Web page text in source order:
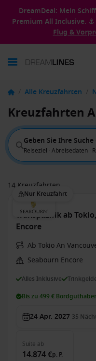
DreamDeal: Mein
Premium All Inclusive. ⚓
Flug &
/ Alle Kreuzfahrten /
Kreuzfahrten
Geben Sie Ihre Suche
Reiseziel · Abreisedaten ·
14 Kreuzfahrten
Nur Kreuzfahrt
Transpazifik ab
Encore
Ab Tokio An
Seabourn Encore
Alles Inklusive
Bis zu 499 €
24 Apr. 2027 35
Suite ab
14.874 €p. P.